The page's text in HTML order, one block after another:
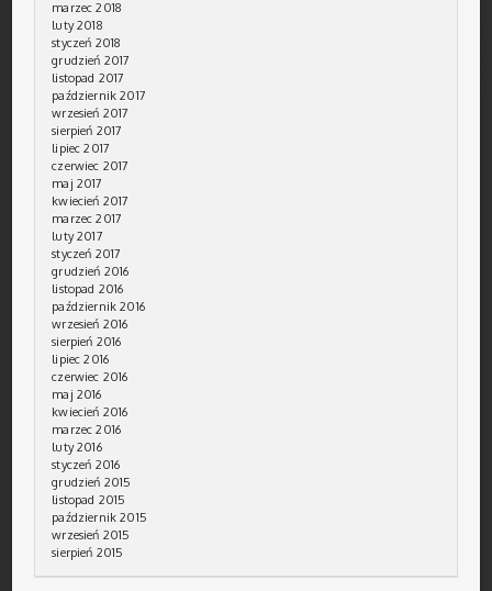
marzec 2018
luty 2018
styczeń 2018
grudzień 2017
listopad 2017
październik 2017
wrzesień 2017
sierpień 2017
lipiec 2017
czerwiec 2017
maj 2017
kwiecień 2017
marzec 2017
luty 2017
styczeń 2017
grudzień 2016
listopad 2016
październik 2016
wrzesień 2016
sierpień 2016
lipiec 2016
czerwiec 2016
maj 2016
kwiecień 2016
marzec 2016
luty 2016
styczeń 2016
grudzień 2015
listopad 2015
październik 2015
wrzesień 2015
sierpień 2015